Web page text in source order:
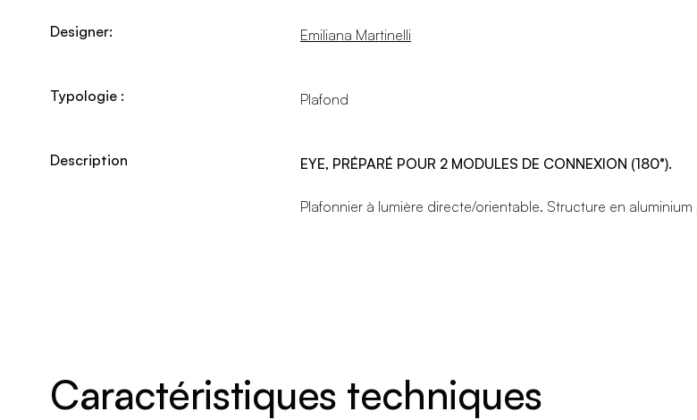
Designer: Emiliana Martinelli
Typologie : Plafond
Description EYE, PRÉPARÉ POUR 2 MODULES DE CONNEXION (180°).
Plafonnier à lumière directe/orientable. Structure en
Caractéristiques techniques